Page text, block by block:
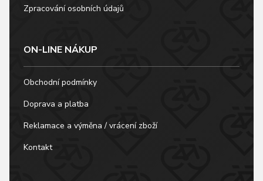
Zpracování osobních údajů
ON-LINE NÁKUP
Obchodní podmínky
Doprava a platba
Reklamace a výměna / vrácení zboží
Kontakt